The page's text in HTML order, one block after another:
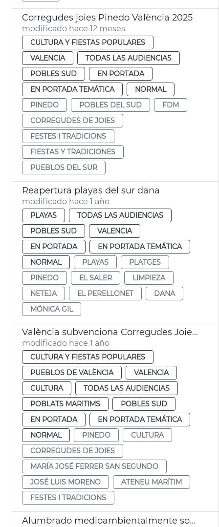
Corregudes joies Pinedo València 2025
modificado hace 12 meses
CULTURA Y FIESTAS POPULARES
VALENCIA
TODAS LAS AUDIENCIAS
POBLES SUD
EN PORTADA
EN PORTADA TEMÁTICA
NORMAL
PINEDO
POBLES DEL SUD
FDM
CORREGUDES DE JOIES
FESTES I TRADICIONS
FIESTAS Y TRADICIONES
PUEBLOS DEL SUR
Reapertura playas del sur dana
modificado hace 1 año
PLAYAS
TODAS LAS AUDIENCIAS
POBLES SUD
VALENCIA
EN PORTADA
EN PORTADA TEMÁTICA
NORMAL
PLAYAS
PLATGES
PINEDO
EL SALER
LIMPIEZA
NETEJA
EL PERELLONET
DANA
MÓNICA GIL
València subvenciona Corregudes Joies de Pinedo
modificado hace 1 año
CULTURA Y FIESTAS POPULARES
PUEBLOS DE VALÈNCIA
VALENCIA
CULTURA
TODAS LAS AUDIENCIAS
POBLATS MARITIMS
POBLES SUD
EN PORTADA
EN PORTADA TEMÁTICA
NORMAL
PINEDO
CULTURA
CORREGUDES DE JOIES
MARÍA JOSÉ FERRER SAN SEGUNDO
JOSÉ LUIS MORENO
ATENEU MARÍTIM
FESTES I TRADICIONS
Alumbrado medioambientalmente sostenible en la Devesa del Saler y Pinedo